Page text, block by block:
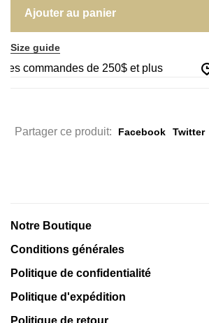
Ajouter au panier
Size guide
commandes de 250$ et plus
Partager ce produit: Facebook Twitter
Notre Boutique
Conditions générales
Politique de confidentialité
Politique d'expédition
Politique de retour